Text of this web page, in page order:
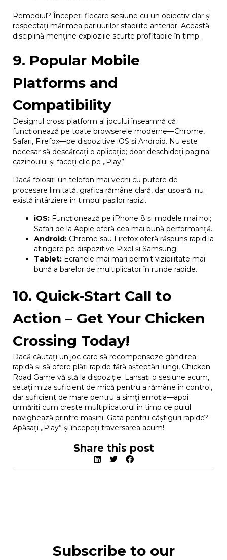
Remediul? Începeți fiecare sesiune cu un obiectiv clar și
respectați mărimea pariuurilor stabilite anterior. Această
disciplină menține exploziile scurte profitabile în timp.
9. Popular Mobile
Platforms and
Compatibility
Designul cross‑platform al jocului înseamnă că
funcționează pe toate browserele moderne—Chrome,
Safari, Firefox—pe dispozitive iOS și Android. Nu este
necesar să descărcați o aplicație; doar deschideți pagina
cazinoului și faceți clic pe „Play”.
Dacă folosiți un telefon mai vechi cu putere de
procesare limitată, grafica rămâne clară, dar ușoară; nu
există întârziere în timpul pașilor rapizi.
iOS: Funcționează pe iPhone 8 și modele mai noi;
Safari de la Apple oferă cea mai bună performanță.
Android: Chrome sau Firefox oferă răspuns rapid la
atingere pe dispozitive Pixel și Samsung.
Tablet: Ecranele mai mari permit vizibilitate mai
bună a barelor de multiplicator în runde rapide.
10. Quick‑Start Call to
Action – Get Your Chicken
Crossing Today!
Dacă căutați un joc care să recompenseze gândirea
rapidă și să ofere plăți rapide fără așteptări lungi, Chicken
Road Game vă stă la dispoziție. Lansați o sesiune acum,
setați miza suficient de mică pentru a rămâne în control,
dar suficient de mare pentru a simți emoția—apoi
urmăriți cum crește multiplicatorul în timp ce puiul
navighează printre mașini. Gata pentru câștiguri rapide?
Apăsați „Play” și începeți traversarea acum!
Share this post
Subscribe to our